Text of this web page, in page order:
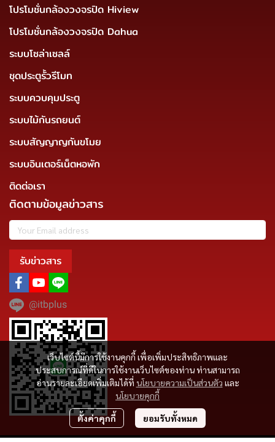
เว็บไซต์นี้มีการใช้งานคุกกี้ เพื่อเพิ่มประสิทธิภาพและ
ประสบการณ์ที่ดีในการใช้งานเว็บไซต์ของท่าน ท่านสามารถ
อ่านรายละเอียดเพิ่มเติมได้ที่ นโยบายความเป็นส่วนตัว และ
นโยบายคุกกี้
ตั้งค่าคุกกี้ ยอมรับทั้งหมด
โปรโมชั่นกล้องวงจรปิด Hiview
โปรโมชั่นกล้องวงจรปิด Dahua
ระบบโซล่าเซลล์
ชุดประตูรั้วรีโมท
ระบบควบคุมประตู
ระบบไม้กันรถยนต์
ระบบสัญญาญกันขโมย
ระบบอินเตอร์เน็ตหอพัก
ติดต่อเรา
ติดตามข้อมูลข่าวสาร
รับข่าวสาร
@itbplus